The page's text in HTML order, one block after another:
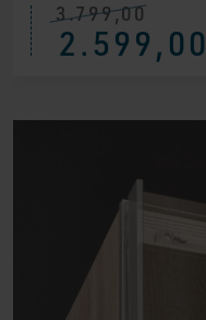
3.799,00
Ursprünglicher
Preis
war:
2.599,00
Aktueller
Preis
ist: